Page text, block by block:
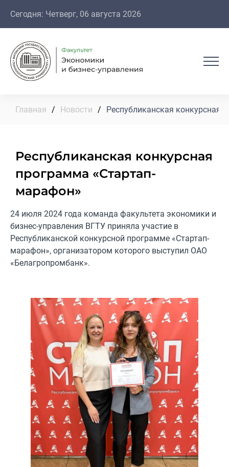
Сегодня: Четверг, 06 августа 2026
Главная / Новости / Республиканская конкурсная
Республиканская конкурсная
программа «Стартап-
марафон»
24 июля 2024 года команда факультета экономики и
бизнес-управления ВГТУ приняла участие в
Республиканской конкурсной программе «Стартап-
марафон», организатором которого выступил ОАО
«Белагропромбанк».